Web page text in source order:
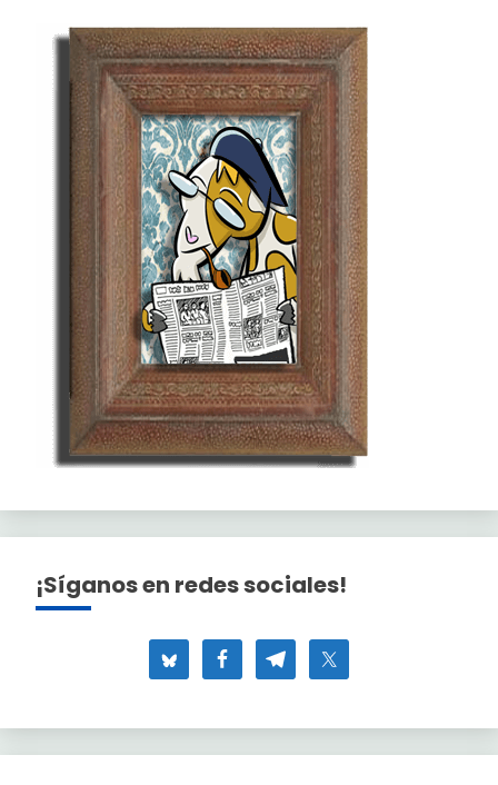
¡Síganos en redes sociales!